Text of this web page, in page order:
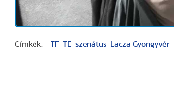
Címkék: TF TE szenátus Lacza Gyöngyvér